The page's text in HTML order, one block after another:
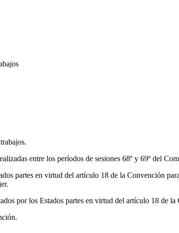
entre los períodos de sesiones 68º y 69º del
partes en virtud del artículo 18 de la Convención
por los Estados partes en virtud del artículo 18 de la